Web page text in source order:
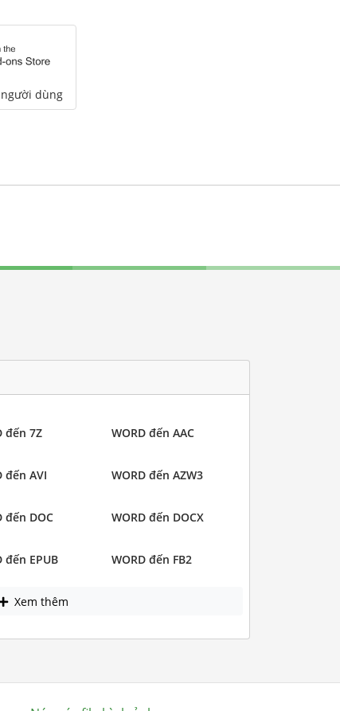
người dùng
đến 7Z WORD đến AAC
đến AVI WORD đến AZW3
đến DOC WORD đến DOCX
đến EPUB WORD đến FB2
Xem thêm